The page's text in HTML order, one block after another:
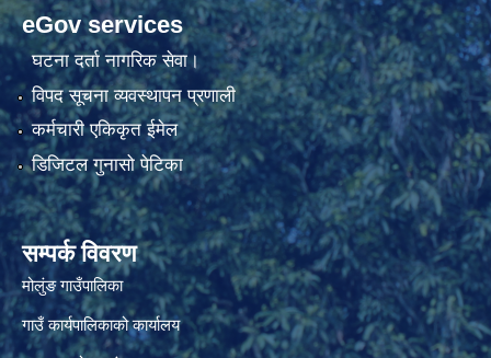
eGov services
घटना दर्ता नागरिक सेवा।
विपद सूचना व्यवस्थापन प्रणाली
कर्मचारी एकिकृत ईमेल
डिजिटल गुनासो पेटिका
सम्पर्क विवरण
मोलुंङ गाउँपालिका
गाउँ कार्यपालिकाको कार्यालय